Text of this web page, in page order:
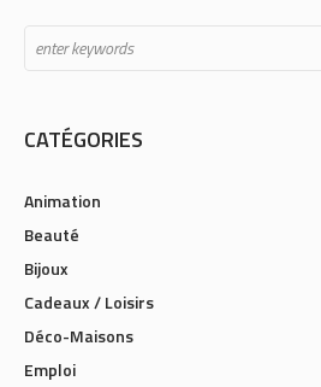
CATÉGORIES
Animation
Beauté
Bijoux
Cadeaux / Loisirs
Déco-Maisons
Emploi